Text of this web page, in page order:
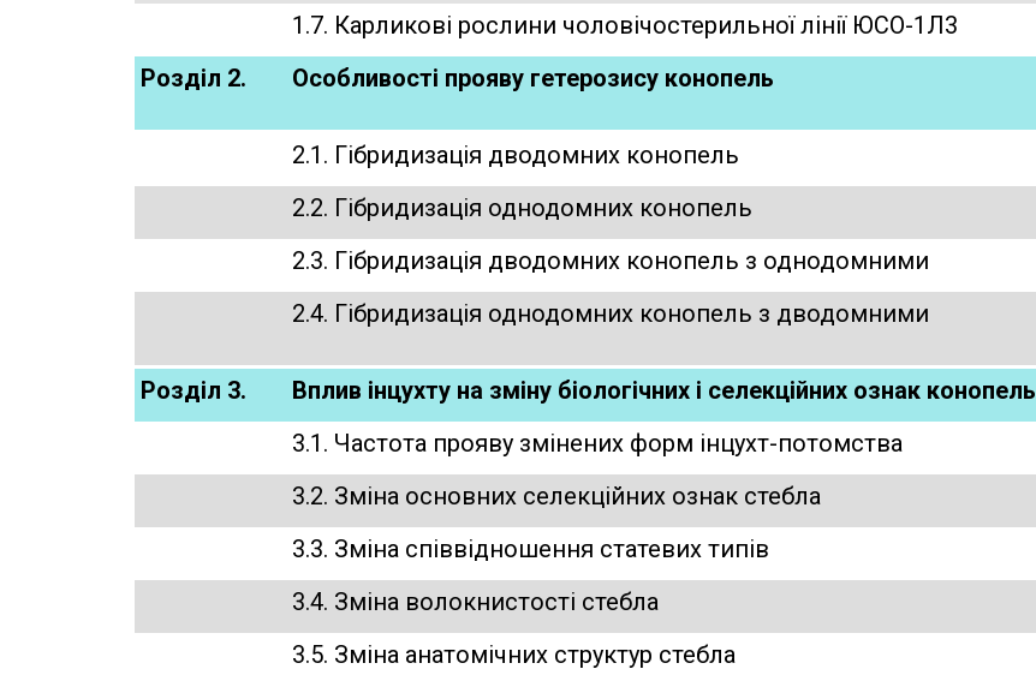
1.7. Карликові рослини чоловічостерильної лінії ЮСО-1Л3
Розділ 2.
Особливості прояву гетерозису конопель
2.1. Гібридизація дводомних конопель
2.2. Гібридизація однодомних конопель
2.3. Гібридизація дводомних конопель з однодомними
2.4. Гібридизація однодомних конопель з дводомними
Розділ 3. Вплив інцухту на зміну біологічних і селекційних ознак конопель
3.1. Частота прояву змінених форм інцухт-потомства
3.2. Зміна основних селекційних ознак стебла
3.3. Зміна співвідношення статевих типів
3.4. Зміна волокнистості стебла
3.5. Зміна анатомічних структур стебла